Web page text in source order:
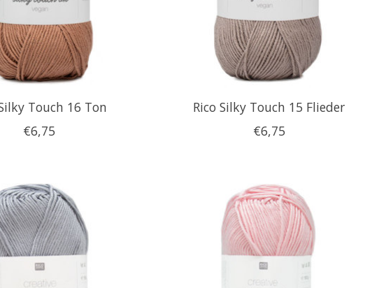
Touch 16 Ton
€6,75
Rico Silky Touch 15 Flieder
€6,75